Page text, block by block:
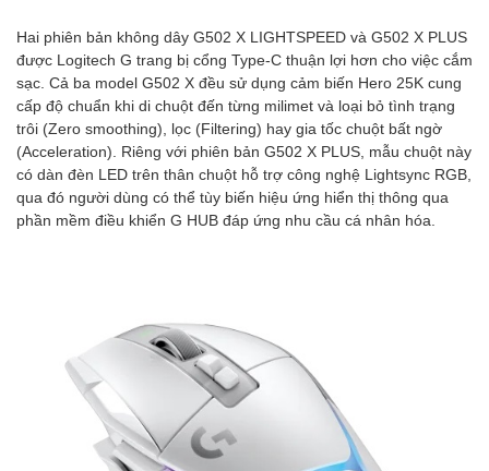
Hai phiên bản không dây G502 X LIGHTSPEED và G502 X PLUS
được Logitech G trang bị cổng Type-C thuận lợi hơn cho việc cắm
sạc. Cả ba model G502 X đều sử dụng cảm biến Hero 25K cung
cấp độ chuẩn khi di chuột đến từng milimet và loại bỏ tình trạng
trôi (Zero smoothing), lọc (Filtering) hay gia tốc chuột bất ngờ
(Acceleration). Riêng với phiên bản G502 X PLUS, mẫu chuột này
có dàn đèn LED trên thân chuột hỗ trợ công nghệ Lightsync RGB,
qua đó người dùng có thể tùy biến hiệu ứng hiển thị thông qua
phần mềm điều khiển G HUB đáp ứng nhu cầu cá nhân hóa.